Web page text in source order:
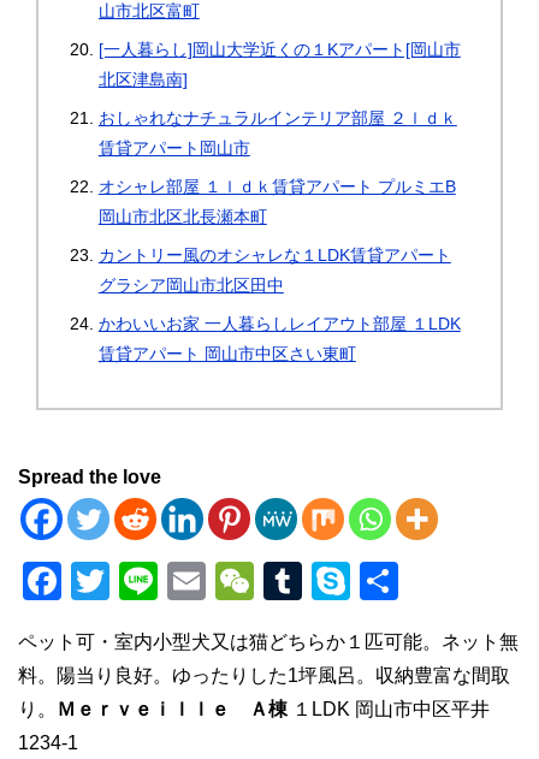
山市北区富町
[一人暮らし]岡山大学近くの１Kアパート[岡山市
北区津島南]
おしゃれなナチュラルインテリア部屋 ２ｌｄｋ
賃貸アパート岡山市
オシャレ部屋 １ｌｄｋ賃貸アパート プルミエB
岡山市北区北長瀬本町
カントリー風のオシャレな１LDK賃貸アパート
グラシア岡山市北区田中
かわいいお家 一人暮らしレイアウト部屋 １LDK
賃貸アパート 岡山市中区さい東町
Spread the love
F
c
e
b
T
wi
tt
er
Li
n
e
E
ail
W
C
h
T
m
bl
S
p
e
ペット可・室内小型犬又は猫どちらか１匹可能。ネット無
料。陽当り良好。ゆったりした1坪風呂。収納豊富な間取
り。
Ｍｅｒｖｅｉｌｌｅ Ａ棟 １LDK 岡山市中区平井
1234-1